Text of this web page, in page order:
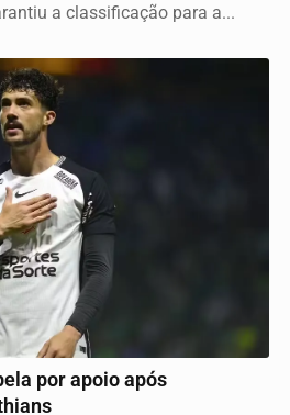
a classificação para a...
por apoio após